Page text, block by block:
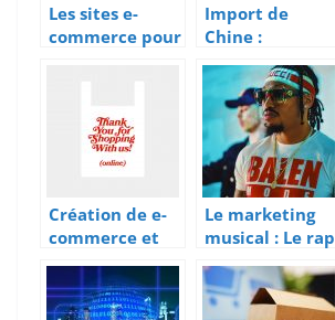
Les sites e-
commerce pour
Import de
Chine :
Comment
trouver un
grossiste ?
Création de e-
commerce et
utiliser la
recommandati
on de produits
Le marketing
musical : Le rap
un canal de
placement